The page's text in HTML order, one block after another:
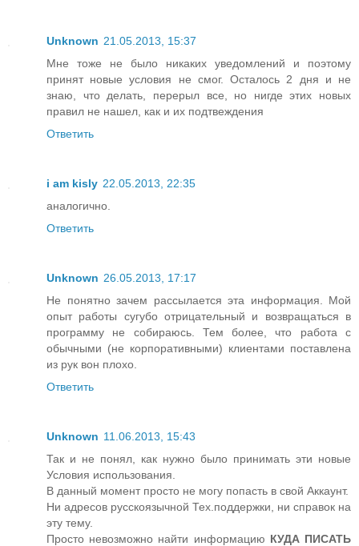
Unknown 21.05.2013, 15:37
Мне тоже не было никаких уведомлений и поэтому
принят новые условия не смог. Осталось 2 дня и не
знаю, что делать, перерыл все, но нигде этих новых
правил не нашел, как и их подтвеждения
Ответить
i am kisly 22.05.2013, 22:35
аналогично.
Ответить
Unknown 26.05.2013, 17:17
Не понятно зачем рассылается эта информация. Мой
опыт работы сугубо отрицательный и возвращаться в
программу не собираюсь. Тем более, что работа с
обычными (не корпоративными) клиентами поставлена
из рук вон плохо.
Ответить
Unknown 11.06.2013, 15:43
Так и не понял, как нужно было принимать эти новые
Условия использования.
В данный момент просто не могу попасть в свой Аккаунт.
Ни адресов русскоязычной Тех.поддержки, ни справок на
эту тему.
Просто невозможно найти информацию КУДА ПИСАТЬ